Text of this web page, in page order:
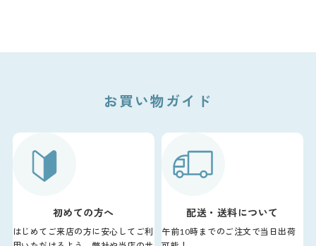
お買い物ガイド
初めての方へ
はじめてご来店の方に安心してご利
配送・送料について
午前10時までのご注文で当日出荷